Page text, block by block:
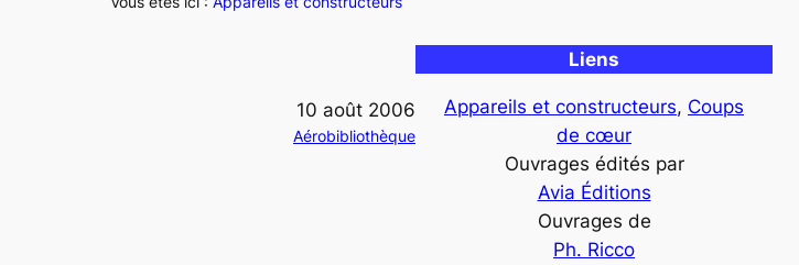
r
c
h
10 août 2006
Aérobibliothèque
Liens
Appareils et constructeurs, Coups
de cœur
Ouvrages édités par
Avia Éditions
Ouvrages de
Ph. Ricco